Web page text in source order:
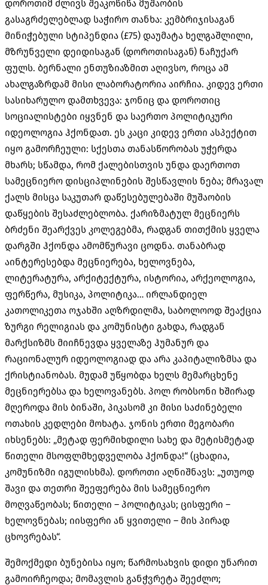
დოროთიმ ძლივს შეაკოწიწა მუშაობის
გასაგრძელებლად საჭირო თანხა: კემბრიჯისაგან
მინიჭებული სტიპენდია (£75) დაუმატა ხელგაშლილი,
მზრუნველი დეიდისაგან (დოროთისაგან) ნაჩუქარ
ფულს. ბერნალი ენთუზიაზმით აღივსო, როცა ამ
ახალგაზრდამ მისი ლაბორატორია აირჩია. კიდევ ერთი
სასიხარულო დამთხვევა: ჯონიც და დოროთიც
სოციალისტები იყვნენ და საერთო პოლიტიკური
იდეოლოგია ჰქონდათ. ეს კაცი კიდევ ერთი ასპექტით
იყო გამორჩეული: სქესთა თანასწორობას უჭერდა
მხარს; სწამდა, რომ ქალებისთვის უნდა დაერთოთ
სამეცნიერო დისციპლინების შესწავლის ნება; მრავალ
ქალს მისცა საკუთარ დაწესებულებაში მუშაობის
დაწყების შესაძლებლობა. ქარიზმატულ მეცნიერს
ბრძენი შეარქვეს კოლეგებმა, რადგან თითქმის ყველა
დარგში ჰქონდა ამომწურავი ცოდნა. თანაბრად
აინტერესებდა მეცნიერება, ხელოვნება,
ლიტერატურა, არქიტექტურა, ისტორია, არქეოლოგია,
ფერწერა, მუსიკა, პოლიტიკა… ირლანდიელ
კათოლიკეთა ოჯახში აღზრდილმა, საბოლოოდ შეაქცია
ზურგი რელიგიას და კომუნისტი გახდა, რადგან
მარქსიზმს მიიჩნევდა ყველაზე ჰუმანურ და
რაციონალურ იდეოლოგიად და არა კაპიტალიზმსა და
ქრისტიანობას. მუდამ უწყობდა ხელს მემარცხენე
მეცნიერებსა და ხელოვანებს. პოლ რობსონი ხშირად
მღეროდა მის ბინაში, პიკასომ კი მისი საძინებელი
ოთახის კედლები მოხატა. ჯონის ერთი მეგობარი
იხსენებს: „მეტად ფერმიხდილი სახე და მეტისმეტად
წითელი მსოფლმხედველობა ჰქონდა!“ (ცხადია,
კომუნიზმი იგულისხმა). დოროთი აღნიშნავს: „უთუოდ
შავი და თეთრი შეეფერება მის სამეცნიერო
მოღვაწეობას; წითელი – პოლიტიკას; ცისფერი –
ხელოვნებას; იისფერი ან ყვითელი – მის პირად
ცხოვრებას“.
შემოქმედი ბუნებისა იყო; წარმოსახვის დიდი უნარით
გამოირჩეოდა; მომავლის განჭვრეტა შეეძლო;